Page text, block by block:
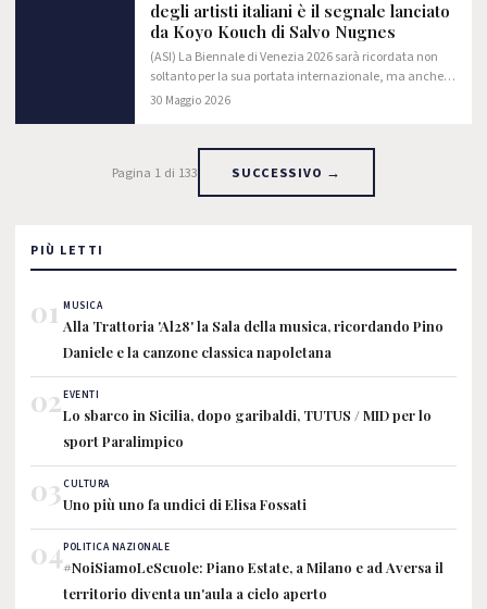
degli artisti italiani è il segnale lanciato
da Koyo Kouch di Salvo Nugnes
(ASI) La Biennale di Venezia 2026 sarà ricordata non
soltanto per la sua portata internazionale, ma anche
per una scelta che ha inevitabilmente acceso il
30 Maggio 2026
Pagina 1 di 133 SUCCESSIVO →
PIÙ LETTI
01 MUSICA
Alla Trattoria 'Al28' la Sala della musica, ricordando Pino
Daniele e la canzone classica napoletana
02EVENTI
Lo sbarco in Sicilia, dopo garibaldi, TUTUS / MID per lo
sport Paralimpico
03CULTURA
Uno più uno fa undici di Elisa Fossati
04POLITICA NAZIONALE
#NoiSiamoLeScuole: Piano Estate, a Milano e ad Aversa il
territorio diventa un'aula a cielo aperto